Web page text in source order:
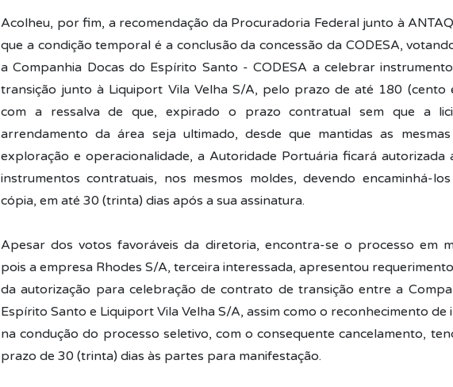
Acolheu, por fim, a recomendação da Procuradoria Federal junto à
que a condição temporal é a conclusão da concessão da CODESA,
a Companhia Docas do Espírito Santo - CODESA a celebrar
transição junto à Liquiport Vila Velha S/A, pelo prazo de até 180 (cento
com a ressalva de que, expirado o prazo contratual sem que a
arrendamento da área seja ultimado, desde que mantidas as
exploração e operacionalidade, a Autoridade Portuária ficará autorizada
instrumentos contratuais, nos mesmos moldes, devendo encaminhá-
cópia, em até 30 (trinta) dias após a sua assinatura.
Apesar dos votos favoráveis da diretoria, encontra-se o processo em
pois a empresa Rhodes S/A, terceira interessada, apresentou
da autorização para celebração de contrato de transição entre a
Espírito Santo e Liquiport Vila Velha S/A, assim como o reconhecimento de
na condução do processo seletivo, com o consequente cancelamento,
prazo de 30 (trinta) dias às partes para manifestação.